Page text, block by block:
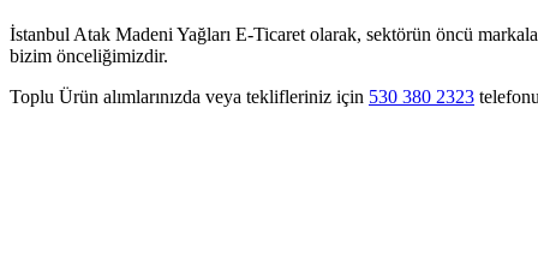
İstanbul Atak Madeni Yağları E-Ticaret olarak, sektörün öncü
bizim önceliğimizdir.
Toplu Ürün alımlarınızda veya teklifleriniz için 530 380 2323